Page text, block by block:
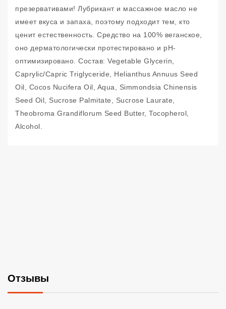
презервативами! Лубрикант и массажное масло не
имеет вкуса и запаха, поэтому подходит тем, кто
ценит естественность. Средство на 100% веганское,
оно дерматологически протестировано и pH-
оптимизировано. Состав: Vegetable Glycerin,
Caprylic/Capric Triglyceride, Helianthus Annuus Seed
Oil, Cocos Nucifera Oil, Aqua, Simmondsia Chinensis
Seed Oil, Sucrose Palmitate, Sucrose Laurate,
Theobroma Grandiflorum Seed Butter, Tocopherol,
Alcohol.
Отзывы